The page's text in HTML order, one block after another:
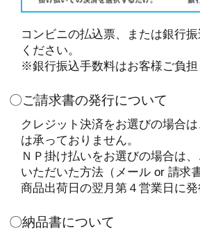
コンビニの払込票、または銀行
ください。
※銀行振込手数料はお客様ご負担
〇ご請求書の発行について
クレジット決済をお選びの場合
は承っておりません。
ＮＰ掛け払いをお選びの場合は
いただいた方法（メール or 請求
商品出荷日の翌月第４営業日に発
〇納品書について